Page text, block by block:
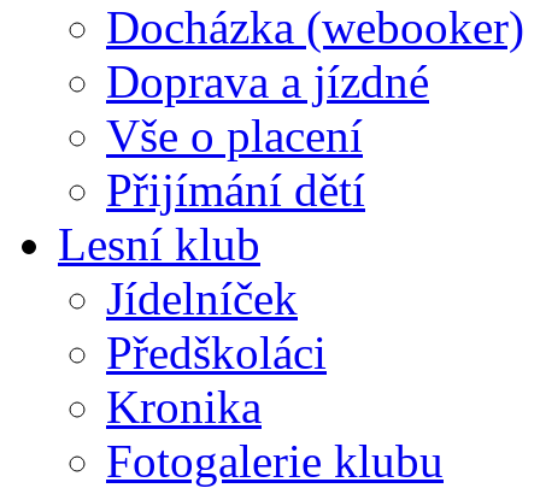
Docházka (webooker)
Doprava a jízdné
Vše o placení
Přijímání dětí
Lesní klub
Jídelníček
Předškoláci
Kronika
Fotogalerie klubu